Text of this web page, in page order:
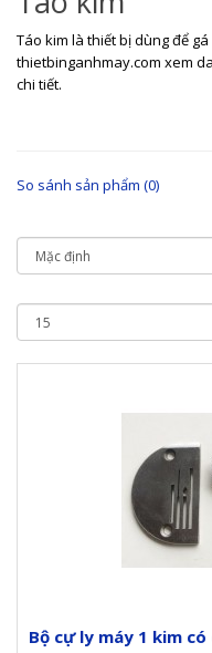
Táo kim là thiết bị dùng để gá
thietbinganhmay.com xem
chi tiết.
So sánh sản phẩm (0)
Bộ cự ly máy 1 kim